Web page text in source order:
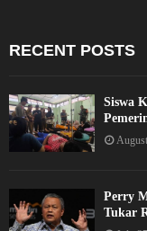
RECENT POSTS
Siswa
Perry
Tukar